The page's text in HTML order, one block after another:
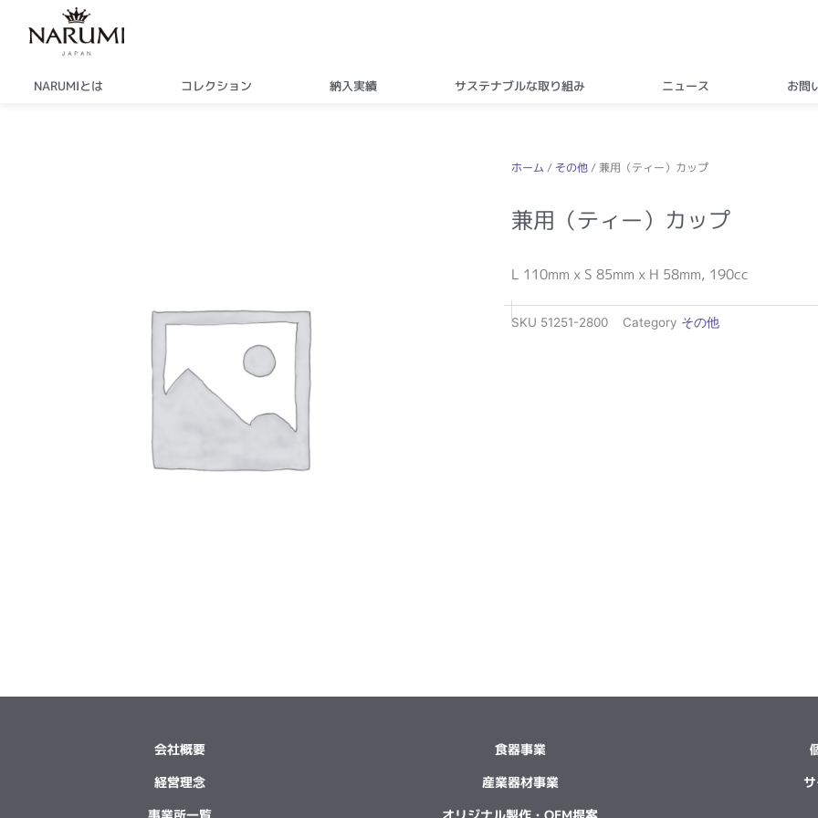
NARUMIとは コレクション 納入実績 サステナブルな取り組み ニュース お問
ホーム / その他 / 兼用（ティー）カップ
兼用（ティー）カップ
L 110mm x S 85mm x H 58mm, 190cc
SKU 51251-2800 Category その他
会社概要
経営理念
事業所一覧
食器事業
産業器材事業
オリジナル製作・OEM提案